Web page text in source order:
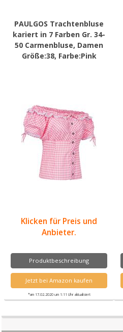
PAULGOS Trachtenbluse
kariert in 7 Farben Gr. 34-
50 Carmenbluse, Damen
Größe:38, Farbe:Pink
Klicken für Preis und
Anbieter.
Produktbeschreibung
Jetzt bei Amazon kaufen
*am 17.02.2020 um 1:11 Uhr aktualisiert